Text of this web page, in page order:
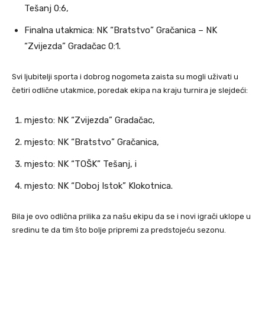
Tešanj 0:6,
Finalna utakmica: NK “Bratstvo” Gračanica – NK
“Zvijezda” Gradačac 0:1.
Svi ljubitelji sporta i dobrog nogometa zaista su mogli uživati u
četiri odlične utakmice, poredak ekipa na kraju turnira je slejdeći:
mjesto: NK “Zvijezda” Gradačac,
mjesto: NK “Bratstvo” Gračanica,
mjesto: NK “TOŠK” Tešanj, i
mjesto: NK “Doboj Istok” Klokotnica.
Bila je ovo odlična prilika za našu ekipu da se i novi igrači uklope u
sredinu te da tim što bolje pripremi za predstojeću sezonu.